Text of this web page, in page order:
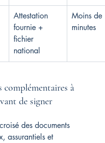
Attestation
fournie +
fichier
national
Moins de
minutes
complémentaires à
de signer
des documents
assurantiels et